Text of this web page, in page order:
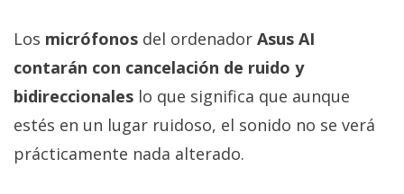
Los micrófonos del ordenador Asus AI
contarán con cancelación de ruido y
bidireccionales lo que significa que aunque
estés en un lugar ruidoso, el sonido no se verá
prácticamente nada alterado.